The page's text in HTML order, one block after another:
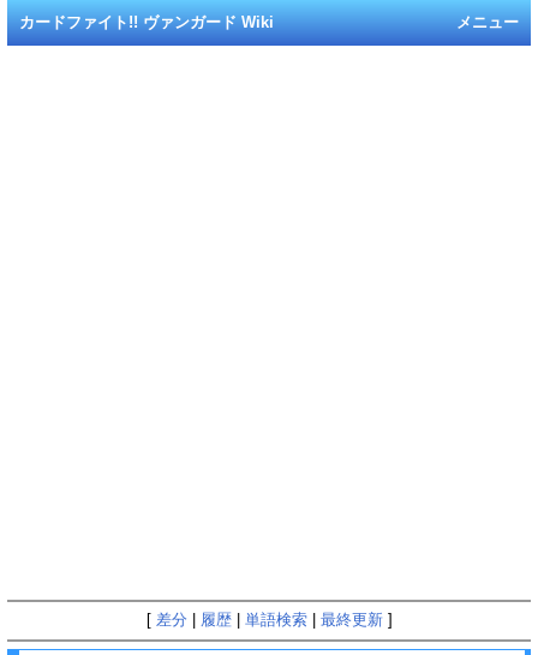
メニュー
カードファイト!! ヴァンガード Wiki
[ 差分 履歴| 単語検索| 最終更新]